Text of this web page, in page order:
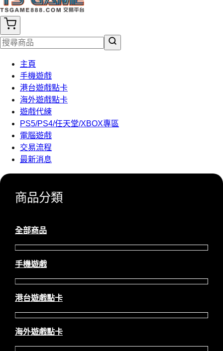
主頁
手機遊戲
港台遊戲點卡
海外遊戲點卡
遊戲代練
PS5/PS4/任天堂/XBOX專區
電腦遊戲
交易流程
最新消息
商品分類
全部商品
手機遊戲
港台遊戲點卡
海外遊戲點卡